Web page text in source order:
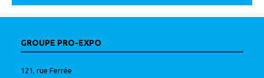
GROUPE PRO-EXPO
121, rue Ferrée